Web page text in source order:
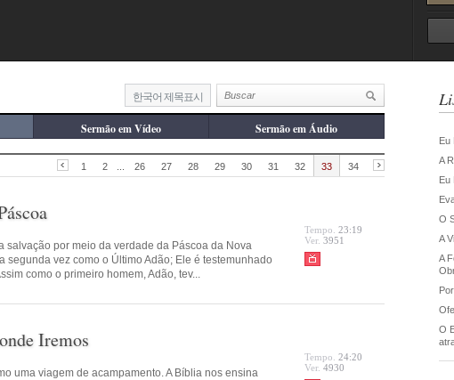
한국어 제목표시
Sermão em Vídeo Sermão em Áudio
1 2 26 27 28 29 30 31 32 33 34
salvação por meio da verdade da Páscoa da Nova
segunda vez como o Último Adão; Ele é testemunhado
como o primeiro homem, Adão, tev...
Tempo. 23:19
Ver. 3951
Iremos
uma viagem de acampamento. A Bíblia nos ensina
Tempo. 24:20
Ver. 4930